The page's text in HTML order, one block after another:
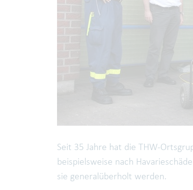
Seit 35 Jahre hat die THW-
beispielsweise nach
sie generalüberholt werden.